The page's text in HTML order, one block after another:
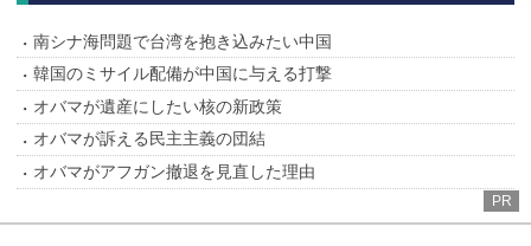
南シナ海問題で台湾を抱き込みたい中国
韓国のミサイル配備が中国に与える打撃
オバマが遺産にしたい核の新政策
オバマが訴える民主主義の団結
オバマがアフガン撤退を見直した理由
PR